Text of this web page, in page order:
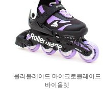
롤러블레이드 마이크로블레이드
바이올렛